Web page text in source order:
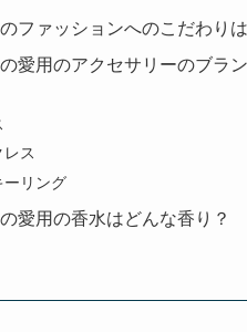
ファッションへのこだわり
愛用のアクセサリーのブラ
レス
ーリング
愛用の香水はどんな香り？